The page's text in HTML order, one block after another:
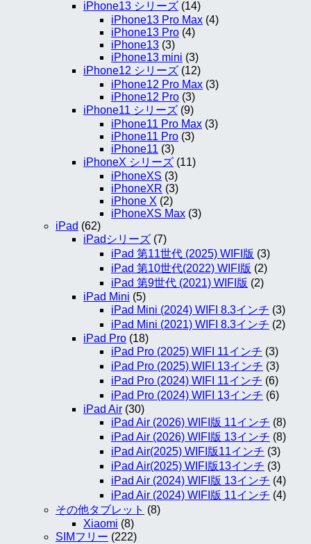
iPhone13 シリーズ (14)
iPhone13 Pro Max (4)
iPhone13 Pro (4)
iPhone13 (3)
iPhone13 mini (3)
iPhone12 シリーズ (12)
iPhone12 Pro Max (3)
iPhone12 Pro (3)
iPhone11 シリーズ (9)
iPhone11 Pro Max (3)
iPhone11 Pro (3)
iPhone11 (3)
iPhoneX シリーズ (11)
iPhoneXS (3)
iPhoneXR (3)
iPhone X (2)
iPhoneXS Max (3)
iPad (62)
iPadシリーズ (7)
iPad 第11世代 (2025) WIFI版 (3)
iPad 第10世代(2022) WIFI版 (2)
iPad 第9世代 (2021) WIFI版 (2)
iPad Mini (5)
iPad Mini (2024) WIFI 8.3インチ (3)
iPad Mini (2021) WIFI 8.3インチ (2)
iPad Pro (18)
iPad Pro (2025) WIFI 11インチ (3)
iPad Pro (2025) WIFI 13インチ (3)
iPad Pro (2024) WIFI 11インチ (6)
iPad Pro (2024) WIFI 13インチ (6)
iPad Air (30)
iPad Air (2026) WIFI版 11インチ (8)
iPad Air (2026) WIFI版 13インチ (8)
iPad Air(2025) WIFI版11インチ (3)
iPad Air(2025) WIFI版13インチ (3)
iPad Air (2024) WIFI版 13インチ (4)
iPad Air (2024) WIFI版 11インチ (4)
その他タブレット (8)
Xiaomi (8)
SIMフリー (222)